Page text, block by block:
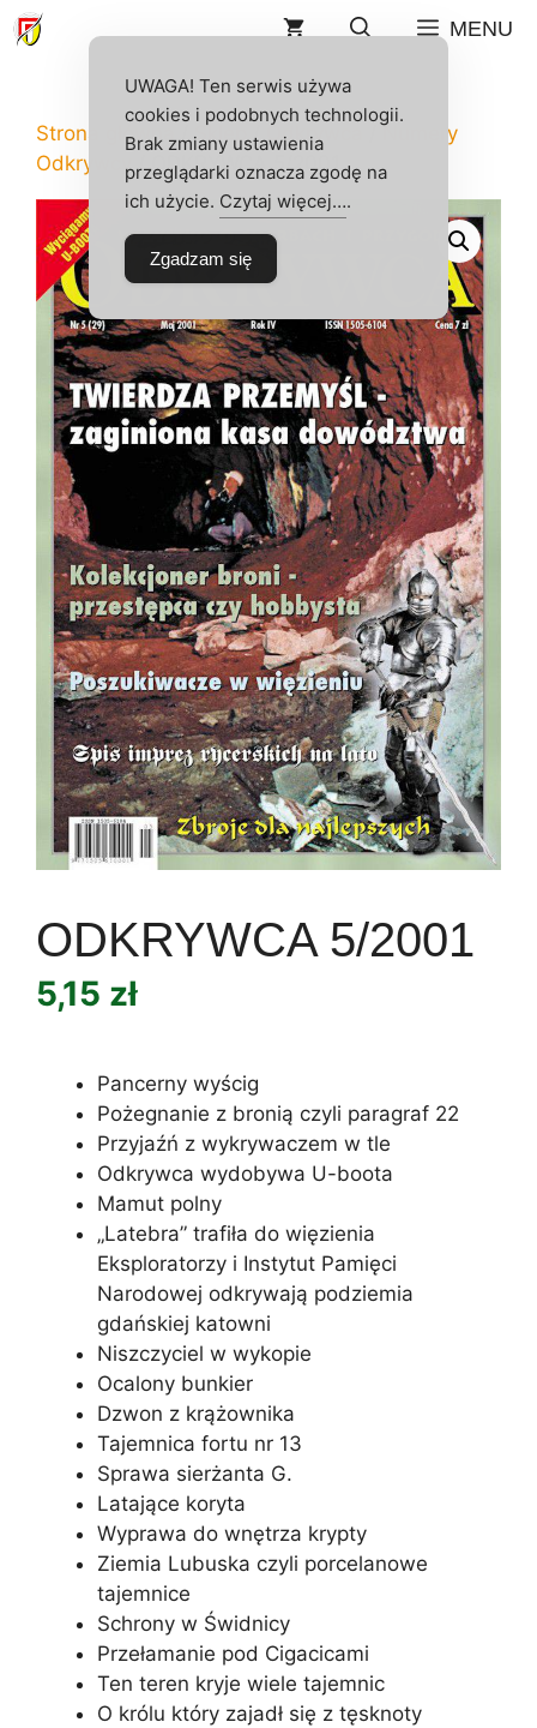
Przejdź
do
MENU
Strona główna/ Sklep / Odkrywca
Numery
Odkrywcy/ ODKRYWCA 5/2001
ODKRYWCA 5/2001
5,15 zł
Pancerny wyścig
Pożegnanie z bronią czyli paragraf 22
Przyjaźń z wykrywaczem w tle
Odkrywca wydobywa U-boota
Mamut polny
„Latebra” trafiła do więzienia
Eksploratorzy i Instytut Pamięci
Narodowej odkrywają podziemia
gdańskiej katowni
Niszczyciel w wykopie
Ocalony bunkier
Dzwon z krążownika
Tajemnica fortu nr 13
Sprawa sierżanta G.
Latające koryta
Wyprawa do wnętrza krypty
Ziemia Lubuska czyli porcelanowe
tajemnice
Schrony w Świdnicy
Przełamanie pod Cigacicami
Ten teren kryje wiele tajemnic
O królu który zajadł się z tęsknoty
UWAGA! Ten serwis używa
cookies i podobnych technologii.
Brak zmiany ustawienia
przeglądarki oznacza zgodę na
ich użycie. Czytaj więcej….
Zgadzam się